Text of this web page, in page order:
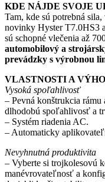
KDE NÁJDE SVOJE
Tam, kde sú potrebná
novinky Hyster T7.0HS3
sú schopné vlečenia až
automobilový a
prevádzky s výrobnou
VLASTNOSTI A
Vysoká spoľahlivosť
– Pevná konštrukcia
dlhodobú spoľahlivosť a
– Systém riadenia AC.
– Automaticky
Nevyhnutná produktivita
– Vyberte si trojkolesovú
manévrovateľnosť a